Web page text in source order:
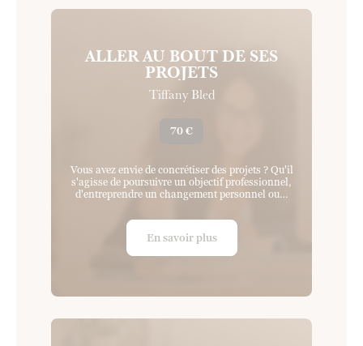
ALLER AU BOUT DE SES
PROJETS
Tiffany Bled
70 €
Vous avez envie de concrétiser des projets ? Qu'il
s'agisse de poursuivre un objectif professionnel,
d'entreprendre un changement personnel ou…
En savoir plus